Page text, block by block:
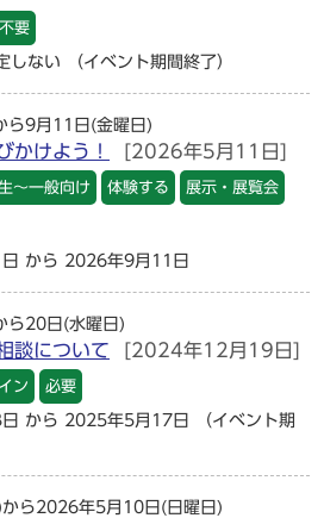
不要
しない （イベント期間終了）
ら9月11日(金曜日)
かけよう！ [2026年5月11日]
～一般向け 体験する 展示・展覧会
から 2026年9月11日
ら20日(水曜日)
談について [2024年12月19日]
ン 必要
から 2025年5月17日
（イベント期
ら2026年5月10日(日曜日)